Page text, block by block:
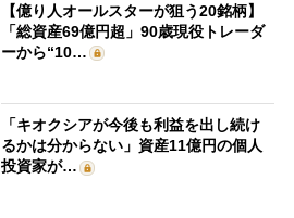
【億り人オールスターが狙う20銘柄】
「総資産69億円超」90歳現役トレーダ
ーから“10…
「キオクシアが今後も利益を出し続け
るかは分からない」資産11億円の個人
投資家が…